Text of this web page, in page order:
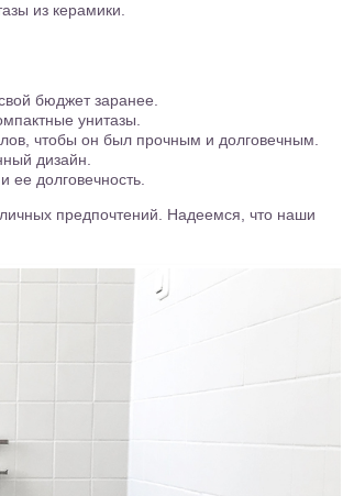
из керамики.
бюджет заранее.
унитазы.
чтобы он был прочным и долговечным.
дизайн.
ее долговечность.
предпочтений. Надеемся, что наши